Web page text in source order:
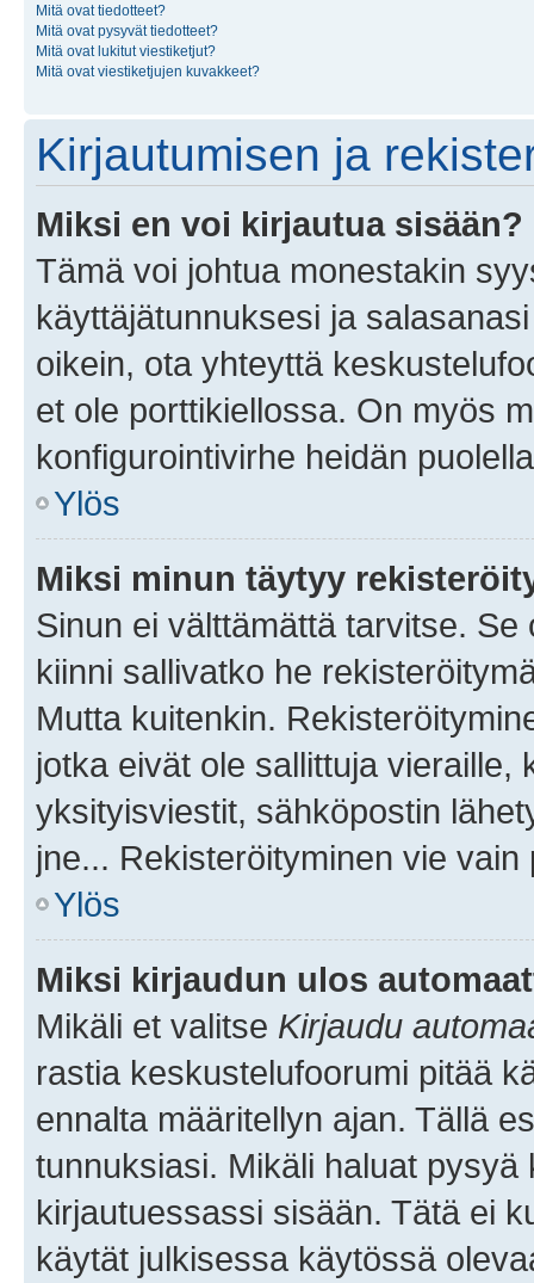
Mitä ovat tiedotteet?
Mitä ovat pysyvät tiedotteet?
Mitä ovat lukitut viestiketjut?
Mitä ovat viestiketjujen kuvakkeet?
Kirjautumisen ja
Miksi en voi kirjautua sisään?
Tämä voi johtua monestakin
käyttäjätunnuksesi ja
oikein, ota yhteyttä
et ole porttikiellossa. On myös
konfigurointivirhe heidän
Ylös
Miksi minun täytyy
Sinun ei välttämättä tarvitse.
kiinni sallivatko he
Mutta kuitenkin.
jotka eivät ole sallittuja vieraille,
yksityisviestit, sähköpostin
jne... Rekisteröityminen vie
Ylös
Miksi kirjaudun ulos
Mikäli et valitse Kirjaudu
rastia keskustelufoorumi pitää
ennalta määritellyn ajan. Tällä
tunnuksiasi. Mikäli haluat
kirjautuessassi sisään. Tätä ei
käytät julkisessa käytössä